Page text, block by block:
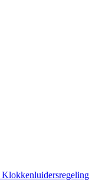
Klokkenluidersregeling